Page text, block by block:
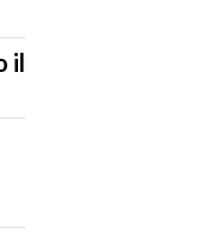
il